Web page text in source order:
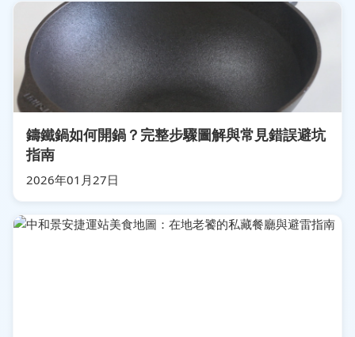
鑄鐵鍋如何開鍋？完整步驟圖解與常見錯誤避坑
指南
2026年01月27日